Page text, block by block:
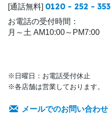
[通話無料] 0120 - 252 - 353
お電話の受付時間：
月～土 AM10:00～PM7:00
※日曜日：お電話受付休止
※各店舗は営業しております。
メールでのお問い合わせ